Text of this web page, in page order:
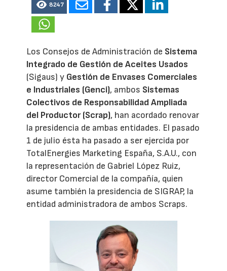
8247
Los Consejos de Administración de Sistema
Integrado de Gestión de Aceites Usados
(Sigaus) y Gestión de Envases Comerciales
e Industriales (Genci), ambos Sistemas
Colectivos de Responsabilidad Ampliada
del Productor (Scrap), han acordado renovar
la presidencia de ambas entidades. El pasado
1 de julio ésta ha pasado a ser ejercida por
TotalEnergies Marketing España, S.A.U., con
la representación de Gabriel López Ruiz,
director Comercial de la compañía, quien
asume también la presidencia de SIGRAP, la
entidad administradora de ambos Scraps.